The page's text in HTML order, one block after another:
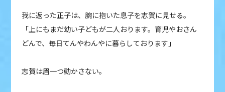
我に返った正子は、腕に抱いた息子を志賀に見せる。
「上にもまだ幼い子どもが二人おります。育児やおさん
どんで、毎日てんやわんやに暮らしております」
志賀は眉一つ動かさない。